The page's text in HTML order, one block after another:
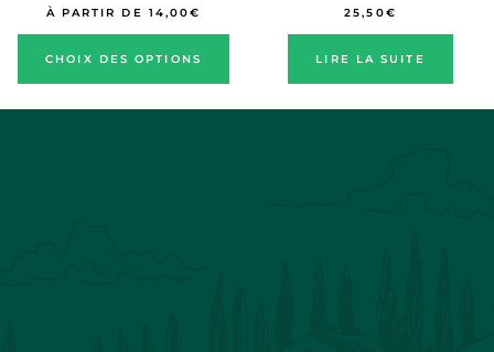
À PARTIR DE 14,00€
CHOIX DES OPTIONS
25,50€
LIRE LA SUITE